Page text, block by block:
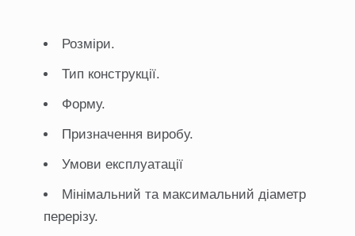
Розміри.
Тип конструкції.
Форму.
Призначення виробу.
Умови експлуатації
Мінімальний та максимальний діаметр
перерізу.